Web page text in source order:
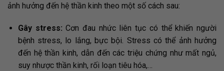
ảnh hưởng đến hệ thần kinh theo một số cách sau:
Gây stress: Cơn đau nhức liên tục có thể khiến người
bệnh stress, lo lắng, bực bội. Stress có thể ảnh hưởng
đến hệ thần kinh, dẫn đến các triệu chứng như mất ngủ,
suy nhược thần kinh, rối loạn tiêu hóa,…